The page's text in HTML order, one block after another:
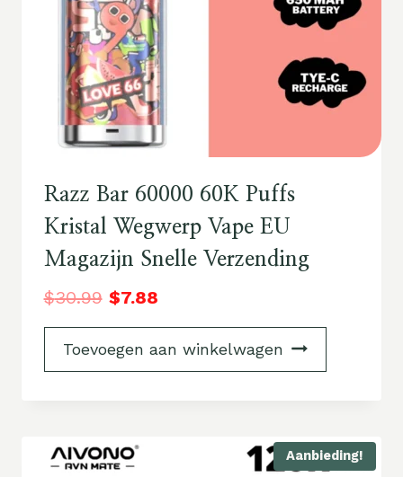
Razz Bar 60000 60K Puffs
Kristal Wegwerp Vape EU
Magazijn Snelle Verzending
$30.99 $7.88
Toevoegen aan winkelwagen
Aanbieding!